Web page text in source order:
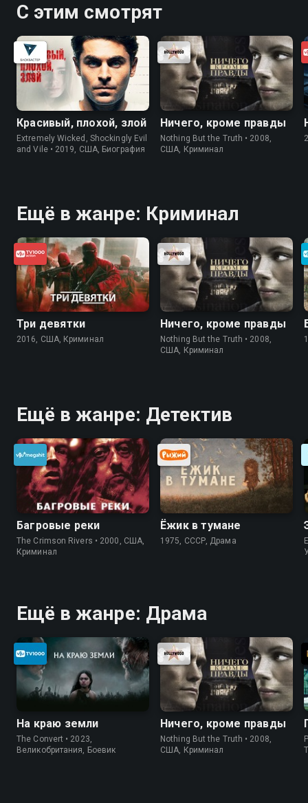
С этим смотрят
Красивый, плохой, злой
Extremely Wicked, Shockingly Evil
and Vile • 2019, США, Биография
Ничего, кроме правды
Nothing But the Truth • 2008,
США, Криминал
Ещё в жанре: Криминал
Три девятки
2016, США, Криминал
Ничего, кроме правды
Nothing But the Truth • 2008,
США, Криминал
Ещё в жанре: Детектив
Багровые реки
The Crimson Rivers • 2000, США,
Криминал
Ёжик в тумане
1975, СССР, Драма
Ещё в жанре: Драма
На краю земли
The Convert • 2023,
Великобритания, Боевик
Ничего, кроме правды
Nothing But the Truth • 2008,
США, Криминал